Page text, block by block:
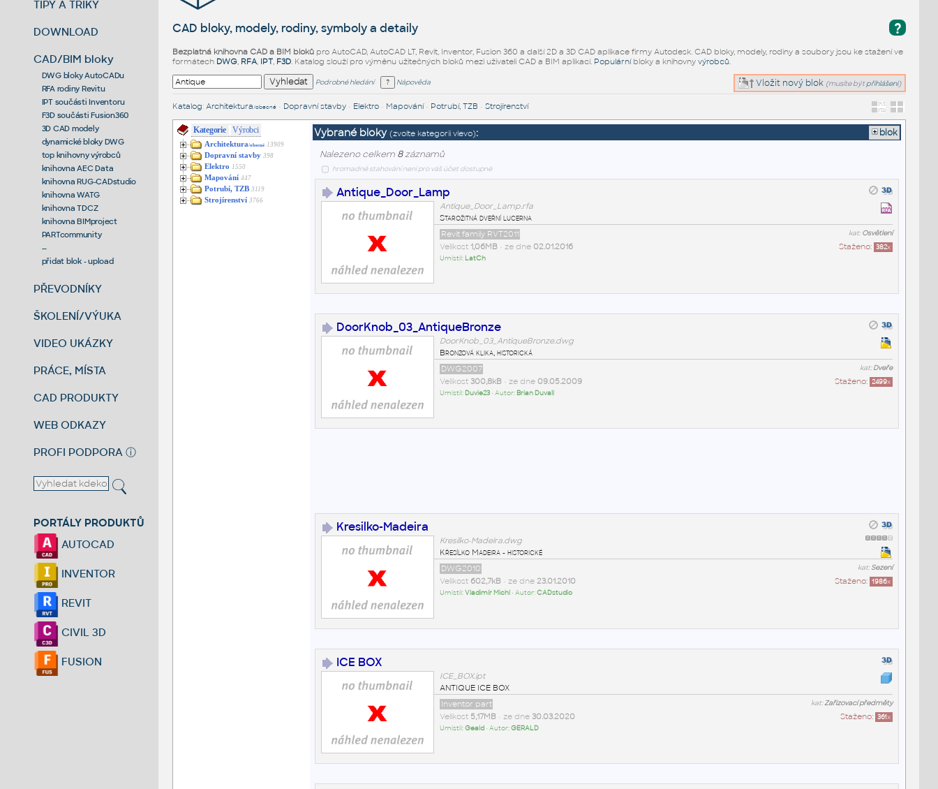
TIPY A TRIKY
DOWNLOAD
CAD/BIM bloky
DWG bloky AutoCADu
RFA rodiny Revitu
IPT součásti Inventoru
F3D součásti Fusion360
3D CAD modely
dynamické bloky DWG
top knihovny výrobců
knihovna AEC Data
knihovna RUG-CADstudio
knihovna WATG
knihovna TDCZ
knihovna BIMproject
PARTcommunity
--
přidat blok - upload
PŘEVODNÍKY
ŠKOLENÍ/VÝUKA
VIDEO UKÁZKY
PRÁCE, MÍSTA
CAD PRODUKTY
WEB ODKAZY
PROFI PODPORA ⓘ
PORTÁLY PRODUKTŮ
AUTOCAD
INVENTOR
REVIT
CIVIL 3D
FUSION
?
CAD bloky, modely, rodiny, symboly a detaily
Bezplatná knihovna CAD a BIM blokůpro AutoCAD, AutoCAD LT, Revit, Inventor, Fusion 360 a další 2D a 3D CAD aplikace firmy Autodesk. CAD bloky, modely, rodiny a soubory jsou ke stažení ve
formátech DWG, RFA, IPT, F3D. Katalog slouží pro výměnu užitečných bloků mezi uživateli CAD a BIM aplikací. Populárníbloky a knihovny výrobců.
Vložit nový blok (musíte být přihlášeni)
Podrobné hledání Nápověda
Katalog: Architektura /obecné• Dopravní stavby• Elektro• Mapování• Potrubí, TZB • Strojírenství
Kategorie Výrobci
Architektura/obecné 13909
Dopravní stavby 398
Elektro 1550
Mapování 447
Potrubí, TZB 3119
Strojírenství 3766
Vybrané bloky (zvolte kategorii vlevo):
blok
Nalezeno celkem 8záznamů
hromadné stahování není pro váš účet dostupné
Antique_Door_Lamp
Antique_Door_Lamp.rfa
Starožitná dveřní lucerna
kat:Osvětlení
Revit family RVT2011
Staženo: 382x
Velikost 1,06MB• ze dne 02.01.2016
Umístil: LatCh
DoorKnob_03_AntiqueBronze
DoorKnob_03_AntiqueBronze.dwg
Bronzová klika, historická
kat:Dveře
DWG2007
Staženo: 2499x
Velikost 300,8kB• ze dne 09.05.2009
Umístil: Duvie23• Autor: Brian Duvall
Kresilko-Madeira
Kresilko-Madeira.dwg
Křesílko Madeira - historické
kat:Sezení
DWG2010
Staženo: 1986x
Velikost 602,7kB• ze dne 23.01.2010
Umístil:Vladimír Michl• Autor:CADstudio
ICE BOX
ICE_BOX.ipt
ANTIQUE ICE BOX
kat:Zařizovací předměty
Inventor part
Staženo: 361x
Velikost 5,17MB• ze dne 30.03.2020
Umístil:Geald• Autor:GERALD